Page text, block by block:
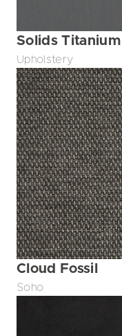
Solids Titanium
Upholstery
Cloud Fossil
Soho